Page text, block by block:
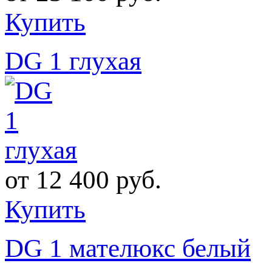
Купить
DG 1 глухая
от 12 400 руб.
Купить
DG 1 мателюкс белый